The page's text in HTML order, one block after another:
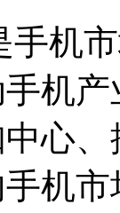
手机
机
心
机